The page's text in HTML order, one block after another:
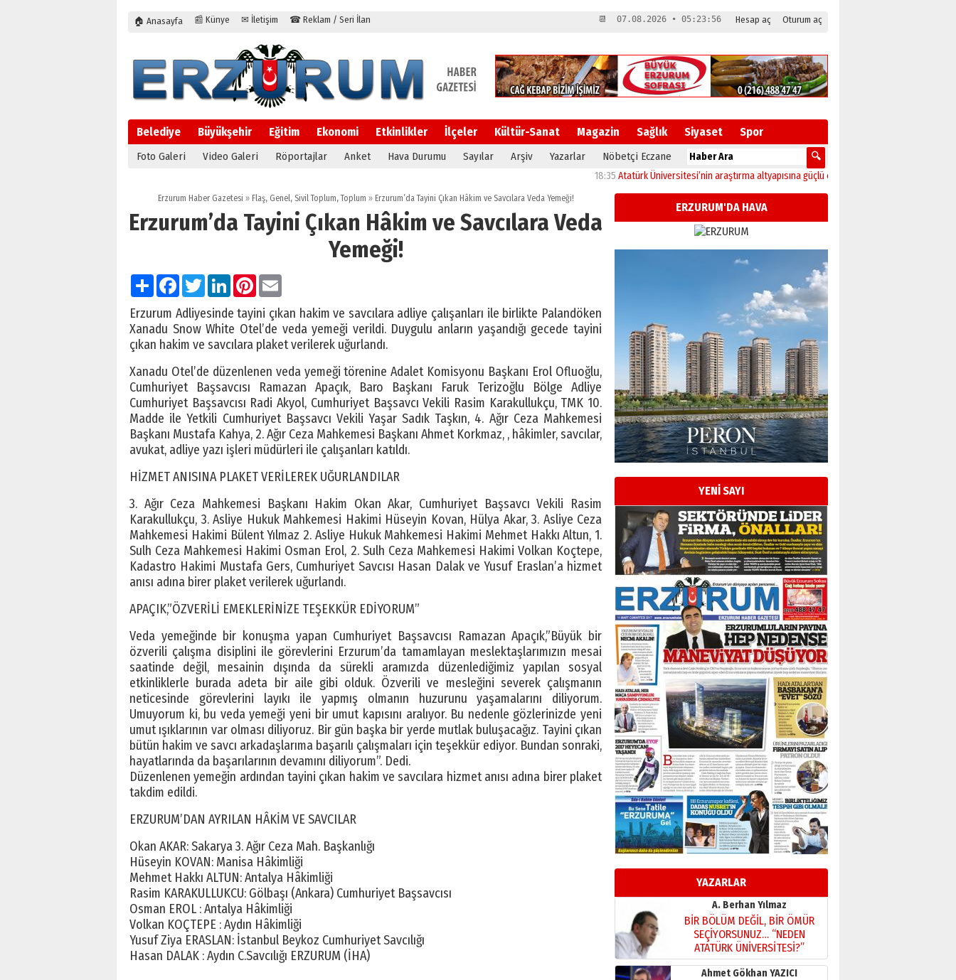
🏠 Anasayfa 📰 Künye ✉ İletişim ☎ Reklam / Seri İlan Hesap aç Oturum aç
📆 07.08.2026 • 05:23:57
Belediye Büyükşehir Eğitim Ekonomi Etkinlikler İlçeler Kültür-Sanat Magazin Sağlık Siyaset Spor
Foto Galeri Video Galeri Röportajlar Anket Hava Durumu Sayılar Arşiv Yazarlar Nöbetçi Eczane
Atatürk Üniversitesi’nin araştırma altyapısına güçlü onay 12:04
Erzurum Haber Gazetesi » Flaş, Genel, Sivil Toplum,Toplum »Erzurum’da Tayini Çıkan Hâkim ve Savcılara Veda Yemeği!
Erzurum’da Tayini Çıkan Hâkim ve Savcılara Veda
Yemeği!
PaylaşFacebook
TwitterLinkedInPinterest
Erzurum Adliyesinde tayini çıkan hakim ve savcılara adliye çalışanları ile birlikte Palandöken
Xanadu Snow White Otel’de veda yemeği verildi. Duygulu anların yaşandığı gecede tayini
çıkan hakim ve savcılara plaket verilerek uğurlandı.
Xanadu Otel’de düzenlenen veda yemeği törenine Adalet Komisyonu Başkanı Erol Ofluoğlu,
Cumhuriyet Başsavcısı Ramazan Apaçık, Baro Başkanı Faruk Terizoğlu Bölge Adliye
Cumhuriyet Başsavcısı Radi Akyol, Cumhuriyet Başsavcı Vekili Rasim Karakullukçu, TMK 10.
Madde ile Yetkili Cumhuriyet Başsavcı Vekili Yaşar Sadık Taşkın, 4. Ağır Ceza Mahkemesi
Başkanı Mustafa Kahya, 2. Ağır Ceza Mahkemesi Başkanı Ahmet Korkmaz, , hâkimler, savcılar,
avukat, adliye yazı işleri müdürleri ile çalışanları katıldı.
HİZMET ANISINA PLAKET VERİLEREK UĞURLANDILAR
3. Ağır Ceza Mahkemesi Başkanı Hakim Okan Akar, Cumhuriyet Başsavcı Vekili Rasim
Karakullukçu, 3. Asliye Hukuk Mahkemesi Hakimi Hüseyin Kovan, Hülya Akar, 3. Asliye Ceza
Mahkemesi Hakimi Bülent Yılmaz 2. Asliye Hukuk Mahkemesi Hakimi Mehmet Hakkı Altun, 1.
Sulh Ceza Mahkemesi Hakimi Osman Erol, 2. Sulh Ceza Mahkemesi Hakimi Volkan Koçtepe,
Kadastro Hakimi Mustafa Gers, Cumhuriyet Savcısı Hasan Dalak ve Yusuf Eraslan’a hizmet
anısı adına birer plaket verilerek uğurlandı.
APAÇIK,”ÖZVERİLİ EMEKLERİNİZE TEŞEKKÜR EDİYORUM”
Veda yemeğinde bir konuşma yapan Cumhuriyet Başsavcısı Ramazan Apaçık,”Büyük bir
özverili çalışma disiplini ile görevlerini Erzurum’da tamamlayan meslektaşlarımızın mesai
saatinde değil, mesainin dışında da sürekli aramızda düzenlediğimiz yapılan sosyal
etkinliklerle burada adeta bir aile gibi olduk. Özverili ve mesleğini severek çalışmanın
neticesinde görevlerini layıkı ile yapmış olmanın huzurunu yaşamalarını diliyorum.
Umuyorum ki, bu veda yemeği yeni bir umut kapısını aralıyor. Bu nedenle gözlerinizde yeni
umut ışıklarının var olması diliyoruz. Bir gün başka bir yerde mutlak buluşacağız. Tayini çıkan
bütün hakim ve savcı arkadaşlarıma başarılı çalışmaları için teşekkür ediyor. Bundan sonraki,
hayatlarında da başarılarının devamını diliyorum”. Dedi.
Düzenlenen yemeğin ardından tayini çıkan hakim ve savcılara hizmet anısı adına birer plaket
takdim edildi.
ERZURUM’DAN AYRILAN HÂKİM VE SAVCILAR
Okan AKAR: Sakarya 3. Ağır Ceza Mah. Başkanlığı
Hüseyin KOVAN: Manisa Hâkimliği
Mehmet Hakkı ALTUN: Antalya Hâkimliği
Rasim KARAKULLUKCU: Gölbaşı (Ankara) Cumhuriyet Başsavcısı
Osman EROL : Antalya Hâkimliği
Volkan KOÇTEPE : Aydın Hâkimliği
Yusuf Ziya ERASLAN: İstanbul Beykoz Cumhuriyet Savcılığı
Hasan DALAK : Aydın C.Savcılığı ERZURUM (İHA)
ERZURUM'DA HAVA
YENİ SAYI
YAZARLAR
Esat BİNDESEN
Başkan Sekmen’den Erzurum’a
bir vizyon proje daha!
02 Ağustos 2026 Pazar
Kadir SABUNCUOĞLU
Erzurumspor’un köşe taşları
29 Haziran 2026 Pazartesi
Kenan GÜLERCİ
Murat Şahsuvaroğlu ERKON’da
çıtayı yukarı taşırken,
yönetimdekiler aşağı
çekmemeli!
17 Şubat 2026 SalıOrhan BOZKURT
Bir fotoğraf, bir şehir, bir
gazeteci… Dizginler kimin
elinde?
A. Berhan Yılmaz
BİR BÖLÜM DEĞİL, BİR ÖMÜR
SEÇİYORSUNUZ… “NEDEN
ATATÜRK ÜNİVERSİTESİ?”
28 Temmuz 2026 Salı
Ahmet Gökhan YAZICI